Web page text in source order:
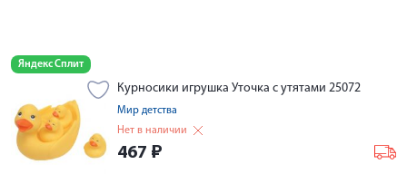
Яндекс Сплит
Курносики игрушка Уточка с утятами 25072
Мир детства
Нет в наличии
467 ₽